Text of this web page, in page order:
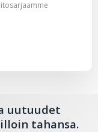
uutuudet
tahansa.